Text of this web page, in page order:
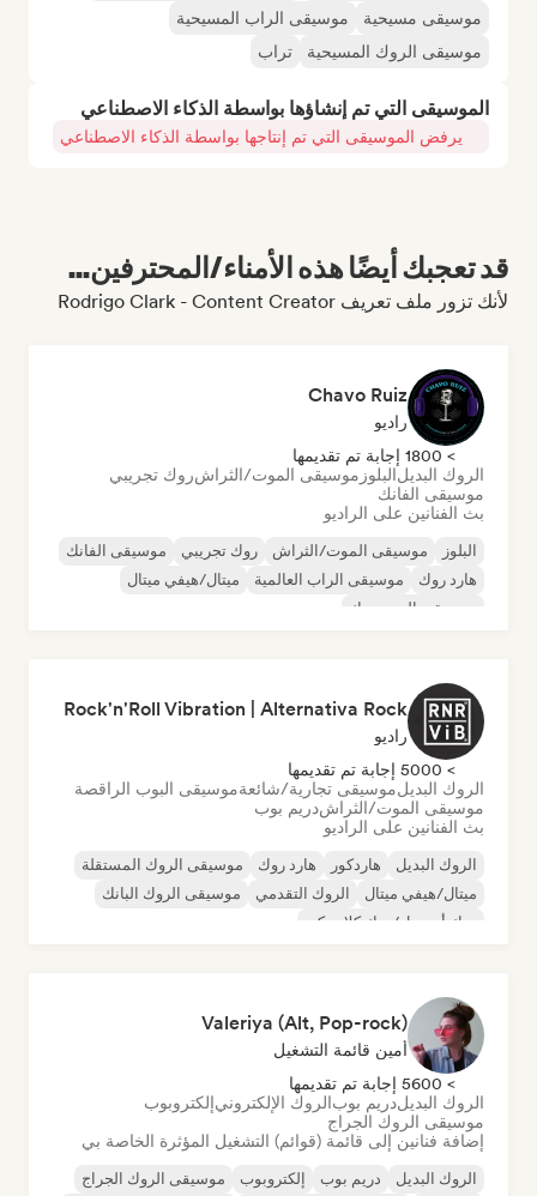
موسيقى مسيحية
موسيقى الراب المسيحية
موسيقى الروك المسيحية
تراب
الموسيقى التي تم إنشاؤها بواسطة الذكاء الاصطناعي
يرفض الموسيقى التي تم إنتاجها بواسطة الذكاء الاصطناعي
قد تعجبك أيضًا هذه الأمناء/المحترفين...
لأنك تزور ملف تعريف Rodrigo Clark - Content Creator
Chavo Ruiz
راديو
> 1800 إجابة تم تقديمها
الروك البديلالبلوز موسيقى الموت/الثراشروك تجريبي
موسيقى الفانك
بث الفنانين على الراديو
البلوز موسيقى الموت/الثراش روك تجريبي
موسيقى الفانك
هارد روك
موسيقى الراب العالمية
ميتال/هيفي ميتال
موسيقى البوب روك
Rock'n'Roll Vibration | Alternativa Rock
راديو
> 5000 إجابة تم تقديمها
الروك البديلموسيقى تجارية/شائعةموسيقى البوب الراقصة
موسيقى الموت/الثراشدريم بوب
بث الفنانين على الراديو
الروك البديل هاردكور هارد روك
موسيقى الروك المستقلة
ميتال/هيفي ميتال
الروك التقدمي
موسيقى الروك البانك
روك أند رول/روك كلاسيكي
Valeriya (Alt, Pop-rock)
أمين قائمة التشغيل
> 5600 إجابة تم تقديمها
الروك البديلدريم بوبالروك الإلكترونيإلكتروبوب
موسيقى الروك الجراج
إضافة فنانين إلى قائمة (قوائم) التشغيل المؤثرة الخاصة بي
الروك البديل دريم بوب إلكتروبوب
موسيقى الروك الجراج